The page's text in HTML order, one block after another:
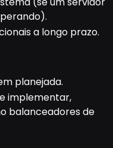
a longo prazo.
planejada.
implementar,
balanceadores de